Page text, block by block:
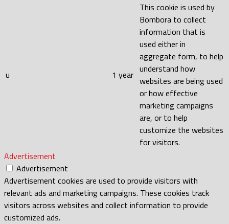
u 1 year
This cookie is used by
Bombora to collect
information that is
used either in
aggregate form, to help
understand how
websites are being used
or how effective
marketing campaigns
are, or to help
customize the websites
for visitors.
Advertisement
Advertisement
Advertisement cookies are used to provide visitors with
relevant ads and marketing campaigns. These cookies track
visitors across websites and collect information to provide
customized ads.